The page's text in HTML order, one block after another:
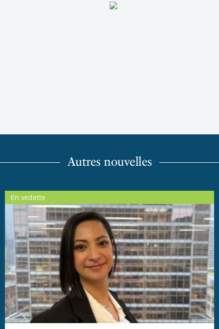
Autres nouvelles
En vedette